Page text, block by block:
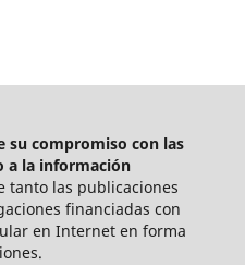
su compromiso con las
a la información
tanto las publicaciones
financiadas con
en Internet en forma